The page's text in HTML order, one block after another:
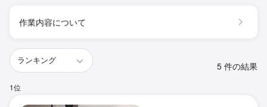
作業内容について
5 件の結果
1位